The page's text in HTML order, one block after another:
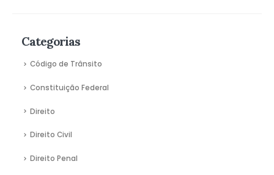
Categorias
Código de Trânsito
Constituição Federal
Direito
Direito Civil
Direito Penal